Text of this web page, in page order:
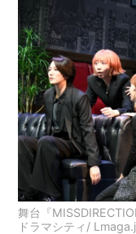
舞台『
ドラマシティ/